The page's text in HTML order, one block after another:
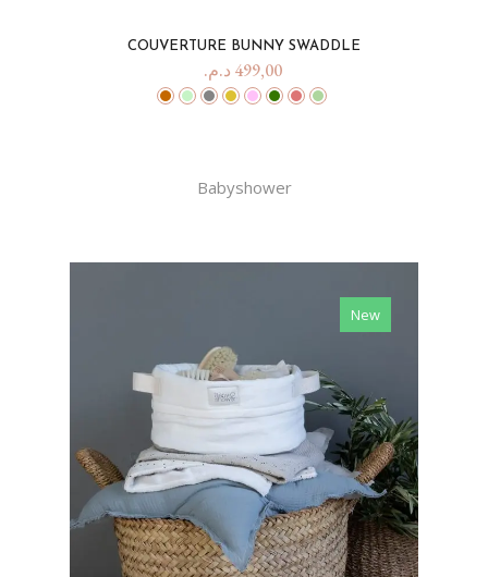
COUVERTURE BUNNY SWADDLE
499,00 د.م.
Babyshower
New